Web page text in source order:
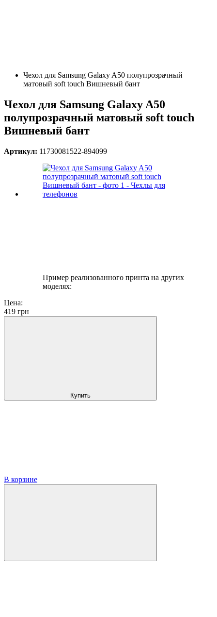
Чехол для Samsung Galaxy A50 полупрозрачный
матовый soft touch Вишневый бант
Чехол для Samsung Galaxy A50
полупрозрачный матовый soft touch
Вишневый бант
Артикул: 11730081522-894099
Пример реализованного принта на других
моделях:
Цена:
419 грн
Купить
В корзине